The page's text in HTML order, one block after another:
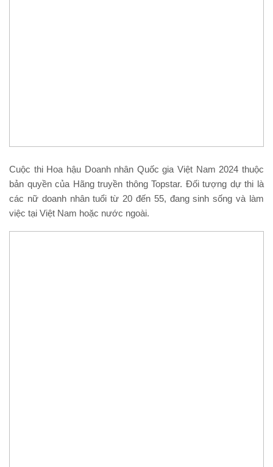
Cuộc thi Hoa hậu Doanh nhân Quốc gia Việt Nam 2024 thuộc
bản quyền của Hãng truyền thông Topstar. Đối tượng dự thi là
các nữ doanh nhân tuổi từ 20 đến 55, đang sinh sống và làm
việc tại Việt Nam hoặc nước ngoài.